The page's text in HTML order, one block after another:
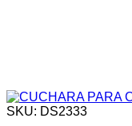
SKU: DS2333